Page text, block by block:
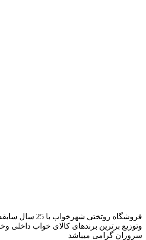
فروشگاه روتختی
وتوزیع برترین برندهای کالای خواب
سروران گرامی میباشد